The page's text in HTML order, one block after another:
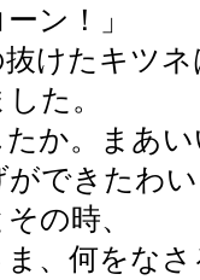
ン！」
けたキツネ
た。
たか。まあ
ができたわ
の時、
ま、何をな